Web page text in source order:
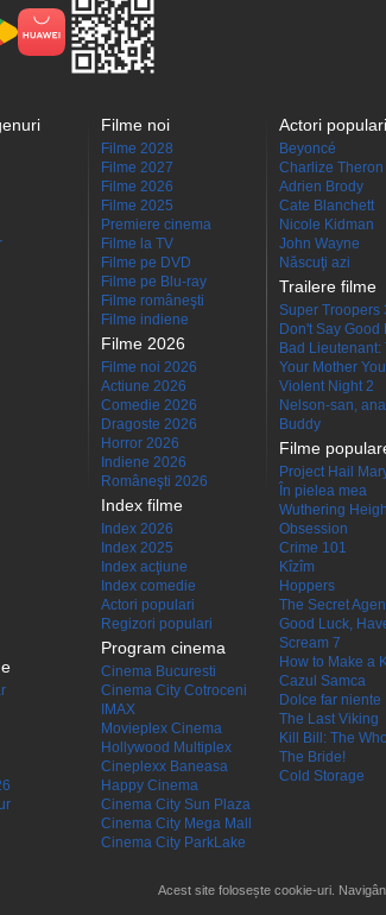
Filme noi
Filme 2028
Filme 2027
Filme 2026
Filme 2025
Premiere cinema
Filme la TV
Filme pe DVD
Filme pe Blu-ray
Filme româneşti
Filme indiene
Filme 2026
Filme noi 2026
Actiune 2026
Comedie 2026
Dragoste 2026
Horror 2026
Indiene 2026
Româneşti 2026
Index filme
Index 2026
Index 2025
Index acţiune
Index comedie
Actori populari
Regizori populari
Program cinema
Cinema Bucuresti
Cinema City Cotroceni
IMAX
Movieplex Cinema
Hollywood Multiplex
Cineplexx Baneasa
Happy Cinema
Cinema City Sun Plaza
Cinema City Mega Mall
Cinema City ParkLake
Actori populari
Beyoncé
Charlize Theron
Adrien Brody
Cate Blanchett
Nicole Kidman
John Wayne
Născuţi azi
Trailere filme
Super Troopers
Don't Say Good
Bad Lieutenant:
Your Mother
Violent Night 2
Nelson-san,
Buddy
Filme
Project Hail
În pielea mea
Wuthering
Obsession
Crime 101
Kîzîm
Hoppers
The Secret
Good Luck,
Scream 7
How to Make a
Cazul Samca
Dolce far niente
The Last Viking
Kill Bill: The
The Bride!
Cold Storage
Acest site folosește cookie-uri.